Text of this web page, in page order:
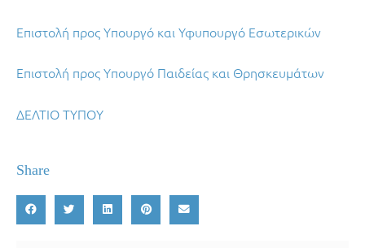
Επιστολή προς Υπουργό και Υφυπουργό Εσωτερικών
Επιστολή προς Υπουργό Παιδείας και Θρησκευμάτων
ΔΕΛΤΙΟ ΤΥΠΟΥ
Share